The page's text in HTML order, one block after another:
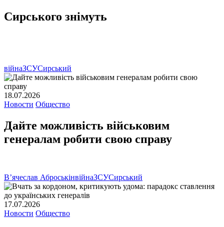
Сирського знімуть
війнаЗСУСирський
18.07.2026
Новости Общество
Дайте можливість військовим
генералам робити свою справу
В’ячеслав АброськінвійнаЗСУСирський
17.07.2026
Новости Общество